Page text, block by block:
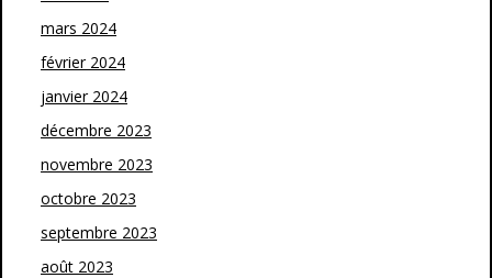
mars 2024
février 2024
janvier 2024
décembre 2023
novembre 2023
octobre 2023
septembre 2023
août 2023